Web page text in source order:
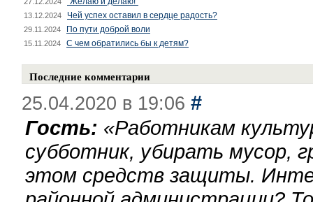
13.12.2024 Чей успех оставил в сердце радость?
29.11.2024 По пути доброй воли
15.11.2024 С чем обратились бы к детям?
Последние комментарии
25.04.2020 в 19:06 #
Гость: «Работникам
субботник, убирать мусор,
этом средств защиты.